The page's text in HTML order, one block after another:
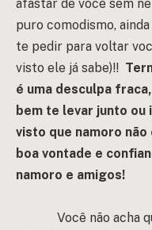
afastar de você sem
puro comodismo,
te pedir para voltar
visto ele já sabe)!! T
é uma desculpa
bem te levar junto ou
visto que namoro não
boa vontade e
namoro e amigos!
Você não acha